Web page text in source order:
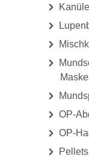
OP-
OP-
Pellets